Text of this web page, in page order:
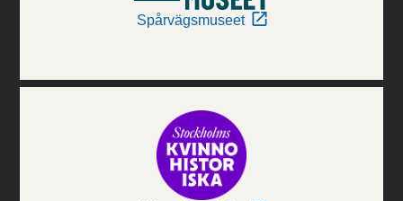
Spårvägsmuseet